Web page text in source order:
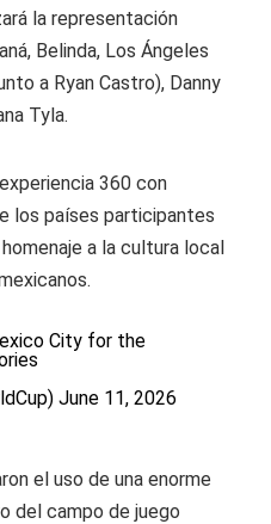
la representación
Belinda, Los Ángeles
a Ryan Castro), Danny
Tyla.
360 con
los países participantes
a la cultura local
City for the
June 11, 2026
el uso de una enorme
del campo de juego